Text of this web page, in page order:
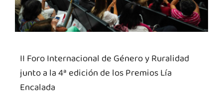
II Foro Internacional de Género y Ruralidad
junto a la 4ª edición de los Premios Lía
Encalada